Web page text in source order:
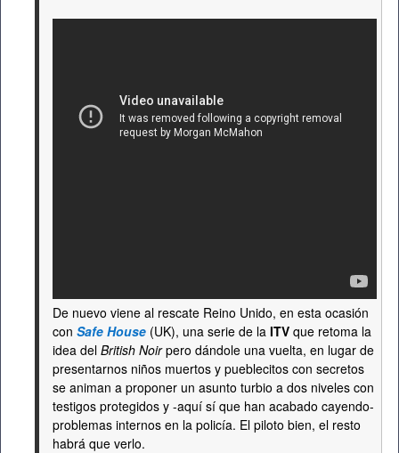
De nuevo viene al rescate Reino Unido, en esta ocasión
con Safe House (UK), una serie de la ITV que retoma la
idea del British Noirpero dándole una vuelta, en lugar de
presentarnos niños muertos y pueblecitos con secretos
se animan a proponer un asunto turbio a dos niveles con
testigos protegidos y -aquí sí que han acabado cayendo-
problemas internos en la policía. El piloto bien, el resto
habrá que verlo.